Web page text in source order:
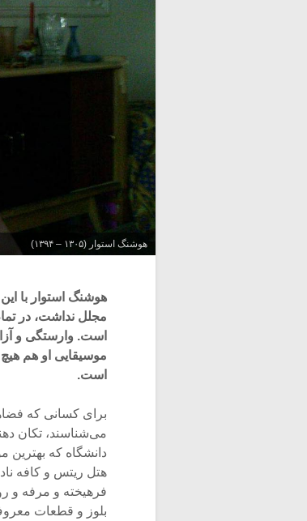
هوشنگ استوار (۱۳۰۵ – ۱۳۹۴)
هوشنگ استوار با
مجلل نداشت، در
است. وارستگی و
موسیقایی او هم
است.
برای کسانی که
می‌شناسند، تکان
دانشگاه که بهترین
هتل ریتس و کافه
فرهیخته و مرفه و
بلوز و قطعات